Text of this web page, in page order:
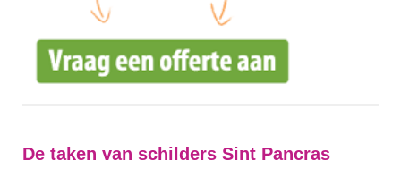
De taken van schilders Sint Pancras